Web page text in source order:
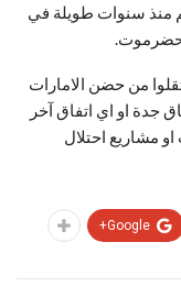
سنوات طويلة في
حضرموت.
من حضن الامارات
جدة او اي اتفاق آخر
مشاريع احتلال
Google+